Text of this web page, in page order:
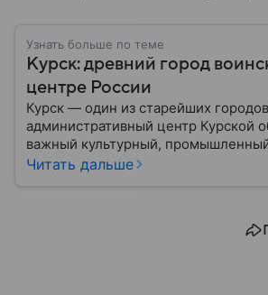
Узнать больше по теме
Курск: древний город
центре России
Курск — один из старейших
административный центр Курской
важный культурный,
транспортный узел Центральной
Читать дальше